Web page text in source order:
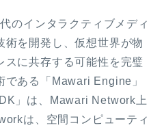
のインタラクティブメディ
術を開発し、仮想世界が物
スに共存する可能性を完璧
である「Mawari Engine」
」は、Mawari Network上
は、空間コンピューティ